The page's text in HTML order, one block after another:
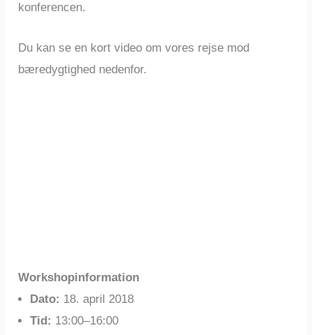
konferencen.
Du kan se en kort video om vores rejse mod
bæredygtighed nedenfor.
Workshopinformation
Dato: 18. april 2018
Tid: 13:00–16:00